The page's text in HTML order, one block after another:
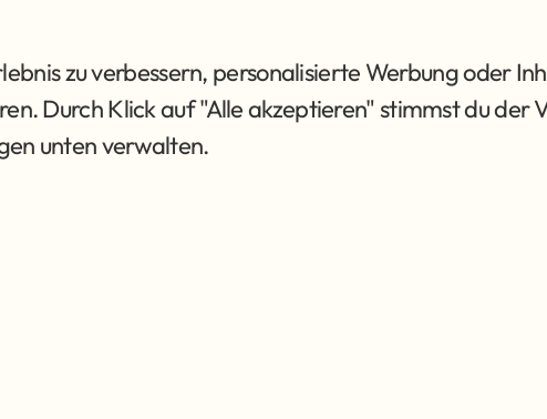
AGB
zu verbessern, personalisierte Werbung oder
Durch Klick auf "Alle akzeptieren" stimmst du der
unten verwalten.